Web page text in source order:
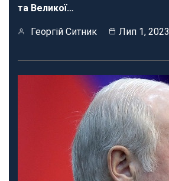
та Великої…
Георгій Ситник Лип 1, 2023